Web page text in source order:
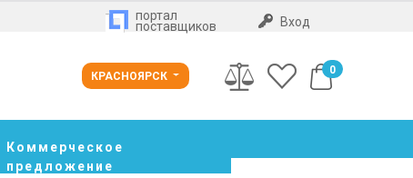
портал
поставщиков Вход
КРАСНОЯРСК 0
Коммерческое
предложение